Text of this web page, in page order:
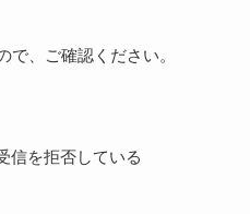
、ご確認ください。
信を拒否している